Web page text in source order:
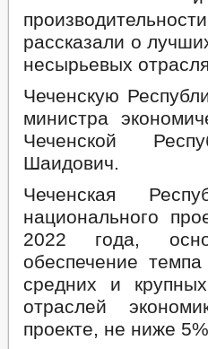
рассказали о
несырьевых
Чеченскую
министра
Чеченской
Шаидович.
Чеченская
национального
2022 года,
обеспечение
средних и
отраслей
проекте, не ниже